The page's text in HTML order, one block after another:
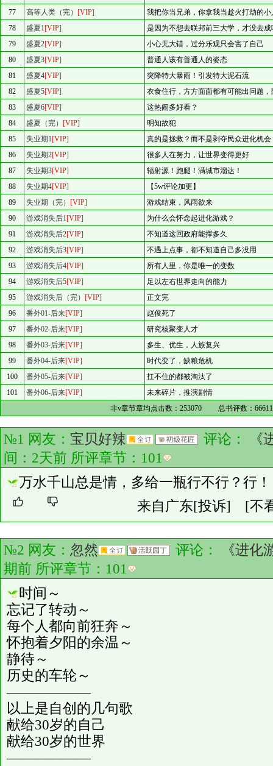
77
高等人类（完） [VIP]
我把你当兄弟，你拿我当趁火打劫的小
78
盛夏1[VIP]
是因为不想去联邦前三大学，才没去成
79
盛夏2[VIP]
小心无大错，过分乐观只会害了自己
80
盛夏3[VIP]
普通人该有普通人的姿态
81
盛夏4[VIP]
突降特大暴雨！引发特大泥石流
82
盛夏5[VIP]
衣食住行，方方面面都有可能出问题，
83
盛夏6[VIP]
这热闹多好看？
84
盛夏（完） [VIP]
明知故犯
85
失业期1[VIP]
真的是拯救？而不是剥夺民众进化机会
86
失业期2[VIP]
很多人在努力，让世界变得更好
87
失业期3[VIP]
辐射源！跑腿！满城市溜达！
88
失业期4[VIP]
【5w评论加更】
89
失业期（完） [VIP]
游戏结束，风雨欲来
90
游戏消失后1[VIP]
为什么会怀念起进化游戏？
91
游戏消失后2[VIP]
不知道这回政府能撑多久
92
游戏消失后3[VIP]
不遇上点事，都不知道自己多没用
93
游戏消失后4[VIP]
所有人里，你是唯一的变数
94
游戏消失后5[VIP]
足以左右世界走向的能力
95
游戏消失后（完） [VIP]
正文完
96
番外01-后来[VIP]
赵俊死了
97
番外02-后来[VIP]
研究核聚变人才
98
番外03-后来[VIP]
多生、优生，人族复兴
99
番外04-后来[VIP]
时代变了，缺粮危机
100
番外05-后来[VIP]
扛不住的都被淘汰了
101
番外06-后来[VIP]
未来碎片，推演剧情
非v章节章均点击数：253070 总书评数：66611
№1 网友： 宝贝好辣 评论：
《
间：2天前 所评章节： 101
万水千山总是情，多给一瓶行不行？行！
来自广东[投诉] [不
№2 网友： 忽然 评论：
《进化
期前 所评章节： 101
时间～
忘记了转动～
每个人都向前狂奔～
怀抱着夕阳的余温～
静待～
历史的车轮～
——————
以上是自创的几句歌
献给30岁的自己
献给30岁的世界
——————